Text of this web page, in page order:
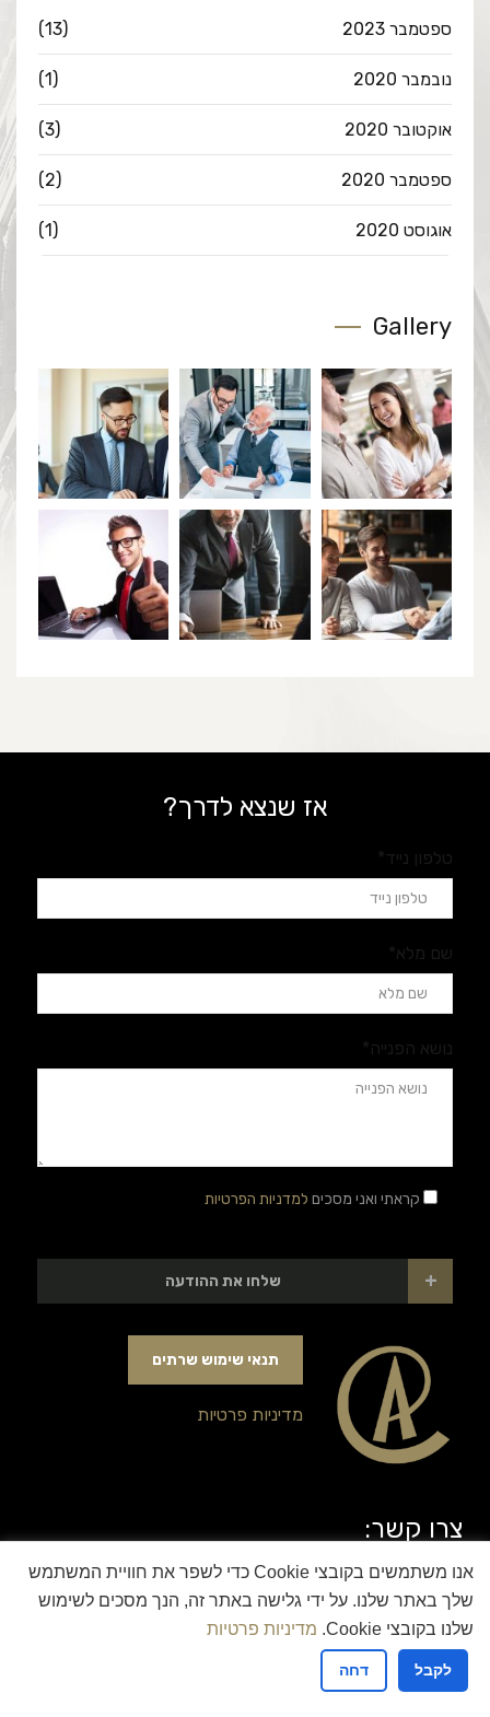
ספטמבר 2023 (13)
נובמבר 2020 (1)
אוקטובר 2020 (3)
ספטמבר 2020 (2)
אוגוסט 2020 (1)
Gallery
אז שנצא לדרך?
טלפון נייד*
שם מלא*
נושא הפנייה*
קראתי ואני מסכים למדניות הפרטיות
שלחו את ההודעה +
תנאי שימוש שרתים
מדיניות פרטיות
צרו קשר:
לילך 21 עומר
לשליחת הודעה מיידית‬‬
itai.afik@gmail.com
אנו משתמשים בקובצי Cookie כדי לשפר את חוויית המשתמש
שלך באתר שלנו. על ידי גלישה באתר זה, הנך מסכים לשימוש
שלנו בקובצי Cookie.
מדיניות פרטיות
לקבל דחה